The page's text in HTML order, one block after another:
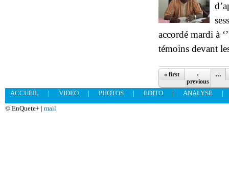
accordé mardi à
témoins devant
Pages
« first
‹
previous
…
ACCUEIL | VIDEO | PHOTOS | EDITO | ANALYSE
|
© EnQuete+ | mail